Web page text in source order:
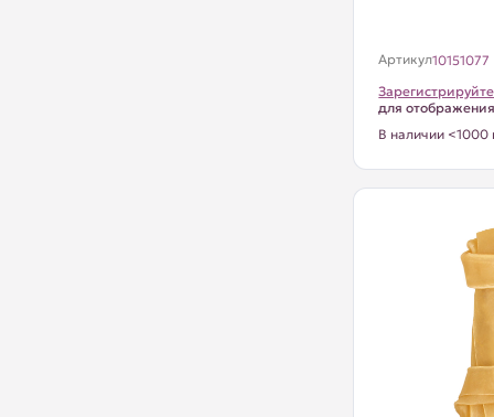
Артикул10151077
для
В наличии <1000